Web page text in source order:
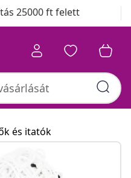
25000 ft felett
és itatók